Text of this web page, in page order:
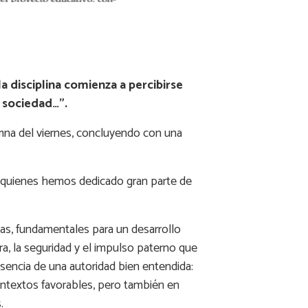
comienza a percibirse
del viernes, concluyendo con una
hemos dedicado gran parte de
fundamentales para un desarrollo
la seguridad y el impulso paterno que
de una autoridad bien entendida:
favorables, pero también en